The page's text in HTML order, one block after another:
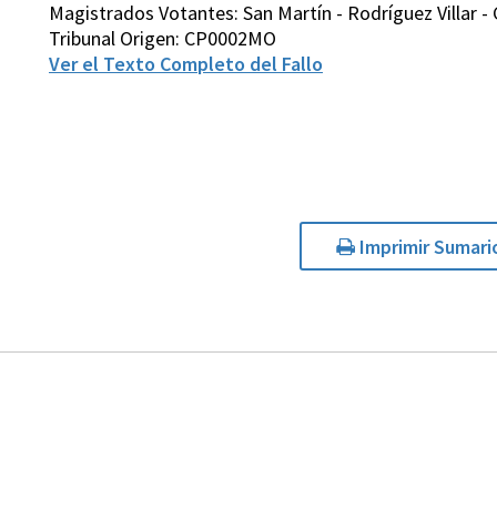
Magistrados Votantes: San Martín - Rodríguez Villar -
Tribunal Origen: CP0002MO
Ver el Texto Completo del Fallo
Imprimir